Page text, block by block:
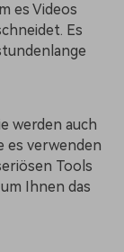
es Videos
Es
werden auch
es verwenden
Tools
Ihnen das